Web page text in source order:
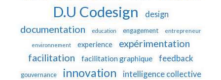
D.U Codesign design
documentation education engagement entrepreneur
environnement experience
expérimentation
facilitation
facilitation graphique feedback
gouvernance innovation intelligence collective